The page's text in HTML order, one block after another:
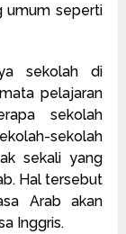
umum seperti
sekolah di
pelajaran
sekolah
sekolah
sekali yang
Hal tersebut
Arab akan
Inggris.